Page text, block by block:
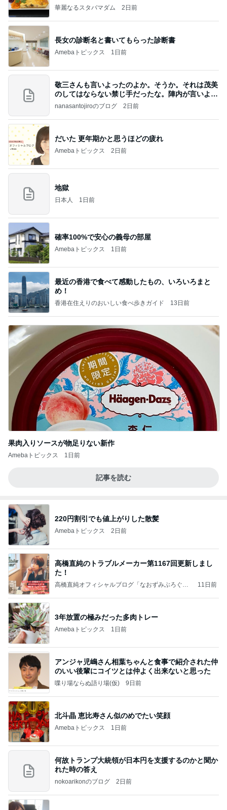
華麗なるスタバマダム 2日前
長女の診断名と書いてもらった診断書
Amebaトピックス 1日前
敬三さんも言いよったのよか。そうか。それは茂美
のしてはならない禁じ手だったな。陣内が言いよる
のよ
nanasantojiroのブログ 2日前
だいた 更年期かと思うほどの疲れ
Amebaトピックス 2日前
地獄
日本人 1日前
確率100%で安心の義母の部屋
Amebaトピックス 1日前
最近の香港で食べて感動したもの、いろいろまと
め！
香港在住えりのおいしい食べ歩きガイド 13日前
果肉入りソースが物足りない新作
Amebaトピックス 1日前
記事を読む
220円割引でも値上がりした散髪
Amebaトピックス 2日前
高橋直純のトラブルメーカー第1167回更新しまし
た！
高橋直純オフィシャルブログ「なおずみぶろぐ」
11日前
3年放置の極みだった多肉トレー
Amebaトピックス 1日前
アンジャ児嶋さん相葉ちゃんと食事で紹介された仲
のいい後輩にコイツとは仲よく出来ないと思った
喋り場ならぬ語り場(仮) 9日前
北斗晶 恵比寿さん似のめでたい笑顔
Amebaトピックス 1日前
何故トランプ大統領が日本円を支援するのかと聞か
れた時の答え
nokoarikonのブログ 2日前